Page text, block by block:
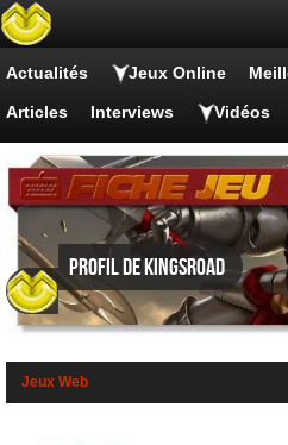
Actualités Jeux Online
Articles Interviews Vidéos
Profil de KingsRoad
Jeux Web